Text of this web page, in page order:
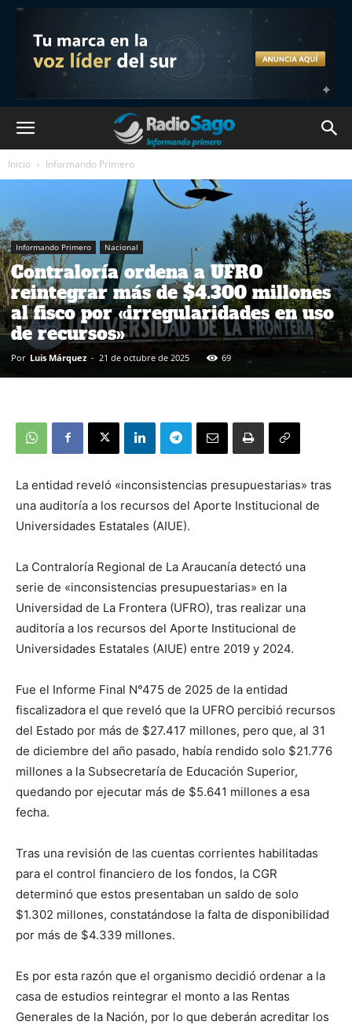
Inicio Informando Primero
Informando Primero Nacional
Contraloría ordena a UFRO
reintegrar más de $4.300 millones
al fisco por «irregularidades en uso
de recursos»
Por Luis Márquez - 21 de octubre de 2025 69
La entidad reveló «inconsistencias presupuestarias» tras
una auditoría a los recursos del Aporte Institucional de
Universidades Estatales (AIUE).
La Contraloría Regional de La Araucanía detectó una
serie de «inconsistencias presupuestarias» en la
Universidad de La Frontera (UFRO), tras realizar una
auditoría a los recursos del Aporte Institucional de
Universidades Estatales (AIUE) entre 2019 y 2024.
Fue el Informe Final N°475 de 2025 de la entidad
fiscalizadora el que reveló que la UFRO percibió recursos
del Estado por más de $27.417 millones, pero que, al 31
de diciembre del año pasado, había rendido solo $21.776
millones a la Subsecretaría de Educación Superior,
quedando por ejecutar más de $5.641 millones a esa
fecha.
Tras una revisión de las cuentas corrientes habilitadas
para el control financiero de los fondos, la CGR
determinó que estos presentaban un saldo de solo
$1.302 millones, constatándose la falta de disponibilidad
por más de $4.339 millones.
Es por esta razón que el organismo decidió ordenar a la
casa de estudios reintegrar el monto a las Rentas
Generales de la Nación, por lo que deberán acreditar los